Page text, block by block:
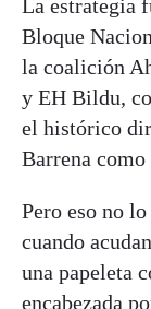
La estrategia
Bloque
la coalición
y EH Bildu,
el histórico
Barrena
Pero eso no
cuando
una papeleta
encabezada